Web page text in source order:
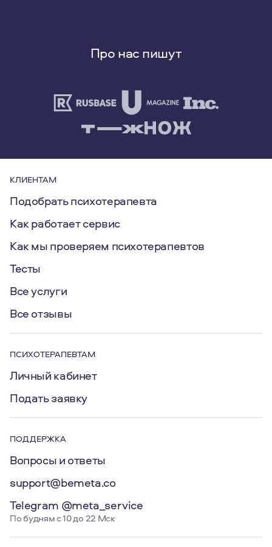
Про нас пишут
КЛИЕНТАМ
Подобрать психотерапевта
Как работает сервис
Как мы проверяем психотерапевтов
Тесты
Все услуги
Все отзывы
ПСИХОТЕРАПЕВТАМ
Личный кабинет
Подать заявку
ПОДДЕРЖКА
Вопросы и ответы
support@bemeta.co
Telegram @meta_service
По будням с 10 до 22 Мск